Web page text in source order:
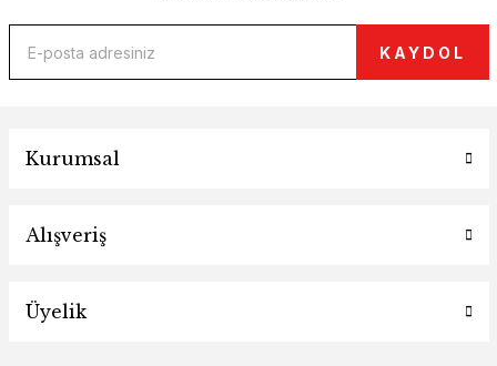
KAYDOL
Kurumsal
Alışveriş
Üyelik